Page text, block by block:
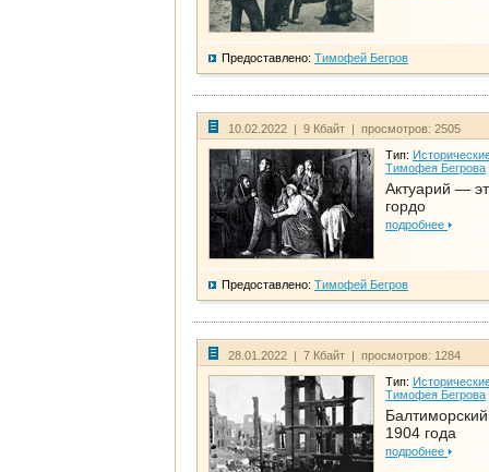
Предоставлено: Тимофей Бегров
10.02.2022 | 9 Кбайт | просмотров: 2505
Тип:
Тимофея Бегрова
Актуарий —
гордо
подробнее
Предоставлено: Тимофей Бегров
28.01.2022 | 7 Кбайт | просмотров: 1284
Тип:
Тимофея Бегрова
1904 года
подробнее